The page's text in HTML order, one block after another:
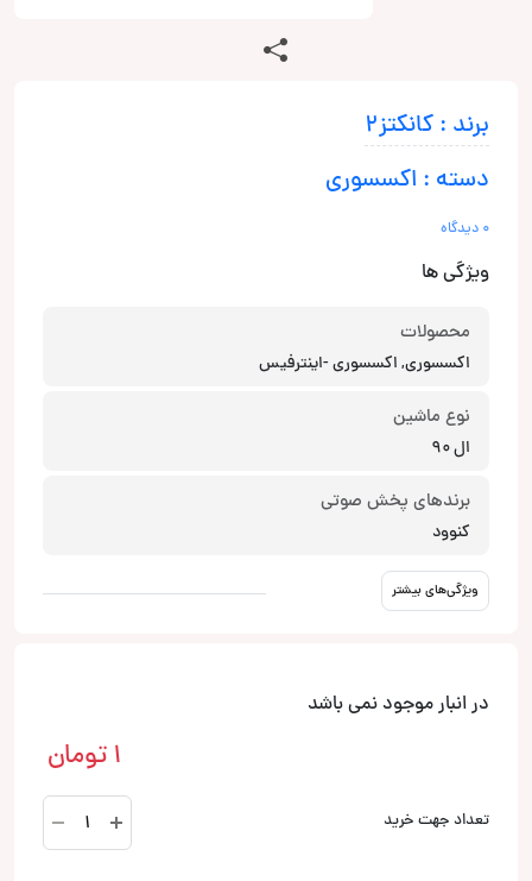
برند : کانکتز2
دسته : اکسسوری
0 دیدگاه
ویژگی ها
محصولات
اکسسوری, اکسسوری -اینترفیس
نوع ماشین
ال 90
برندهای پخش صوتی
کنوود
ویژگی‌های بیشتر
در انبار موجود نمی باشد
1 تومان
تعداد جهت خرید
اینترفیس
L90